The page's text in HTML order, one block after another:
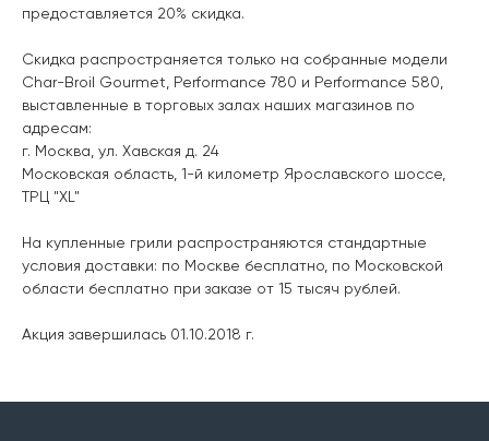
предоставляется 20% скидка.
Скидка распространяется только на собранные модели
Char-Broil Gourmet, Performance 780 и Performance 580,
выставленные в торговых залах наших магазинов по
адресам:
г. Москва, ул. Хавская д. 24
Московская область, 1-й километр Ярославского шоссе,
ТРЦ "XL"
На купленные грили распространяются стандартные
условия доставки: по Москве бесплатно, по Московской
области бесплатно при заказе от 15 тысяч рублей.
Акция завершилась 01.10.2018 г.